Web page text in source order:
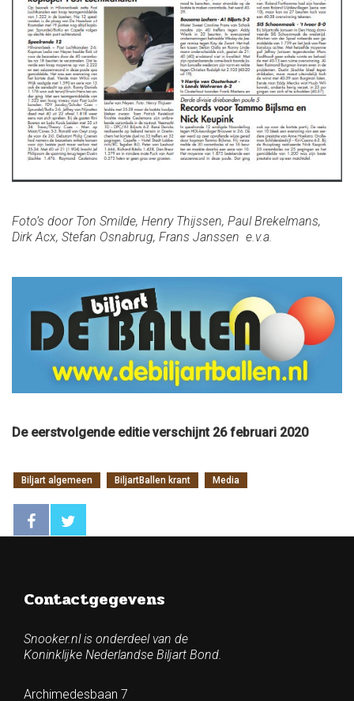
Foto’s door Ton Smilde, Henry Thijssen, Paul Brekelmans,
Dirk Acx, Stefan Osnabrug, Frans Janssen e.v.a.
De eerstvolgende editie verschijnt 26 februari 2020
Biljart algemeen BiljartBallen krant Media
Contactgegevens
Snooker.nl is onderdeel van de
Koninklijke Nederlandse Biljart Bond.
Archimedesbaan 7